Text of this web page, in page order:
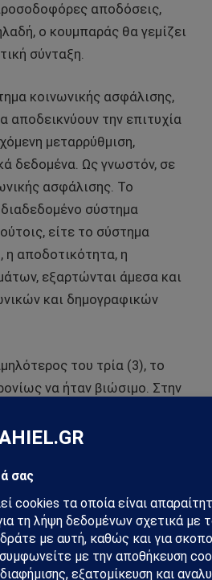
αποδόσεις,
ο κουμπαράς θα γεμίζει
σύνταξη.
κοινωνικής ασφάλισης,
αποδεικνύουν την επιτυχία
μεταρρύθμιση,
δεδομένα. Ως γνωστόν, σε
ασφάλισης. Το
διαδεδομένο σύστημα
είτε το σύστημα
η αποδοτικότητα, η
εξαρτώνται άμεσα και
και δημογραφικών
του τρία (3), το
να ήταν βιώσιμο. Στην
το έλλειμμα του
έτσι την άνοδο
Εδώ και πενήντα
τάση. Ενδεικτικά
από
0,2 δις ευρώ. Η συνεχής